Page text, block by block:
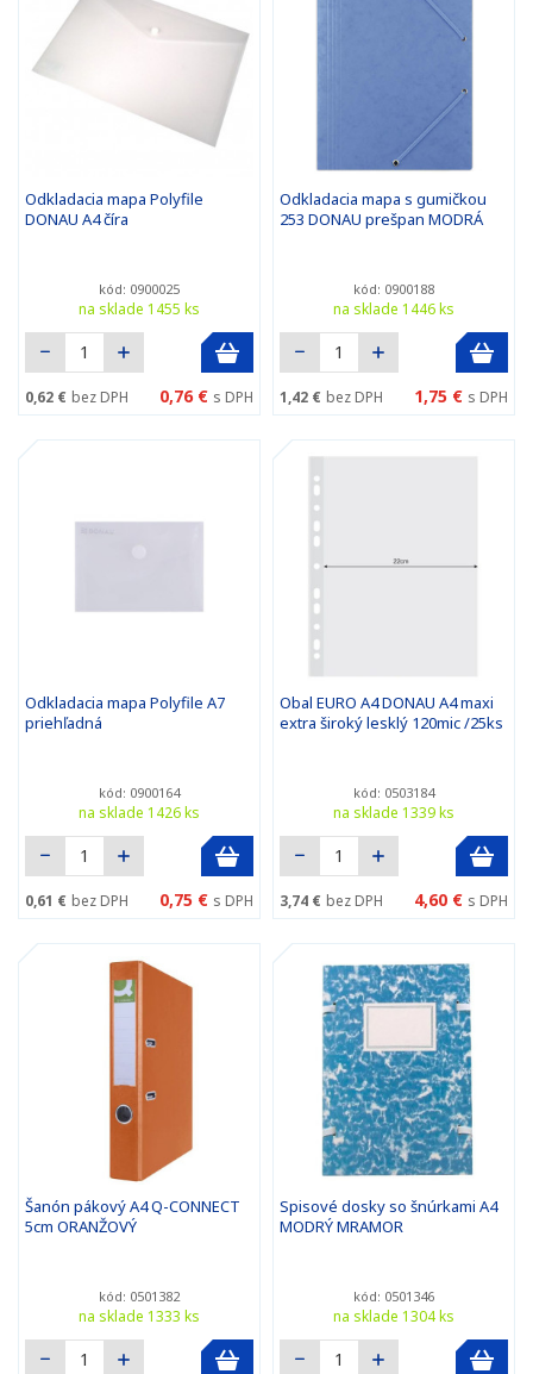
Odkladacia mapa Polyfile
DONAU A4 číra
kód: 0900025
na sklade 1455 ks
0,62 € bez DPH 0,76 € s DPH
Odkladacia mapa s gumičkou
253 DONAU prešpan MODRÁ
kód: 0900188
na sklade 1446 ks
1,42 € bez DPH 1,75 € s DPH
Odkladacia mapa Polyfile A7
priehľadná
kód: 0900164
na sklade 1426 ks
0,61 € bez DPH 0,75 € s DPH
Obal EURO A4 DONAU A4 maxi
extra široký lesklý 120mic /25ks
kód: 0503184
na sklade 1339 ks
3,74 € bez DPH 4,60 € s DPH
Šanón pákový A4 Q-CONNECT
5cm ORANŽOVÝ
kód: 0501382
na sklade 1333 ks
Spisové dosky so šnúrkami A4
MODRÝ MRAMOR
kód: 0501346
na sklade 1304 ks